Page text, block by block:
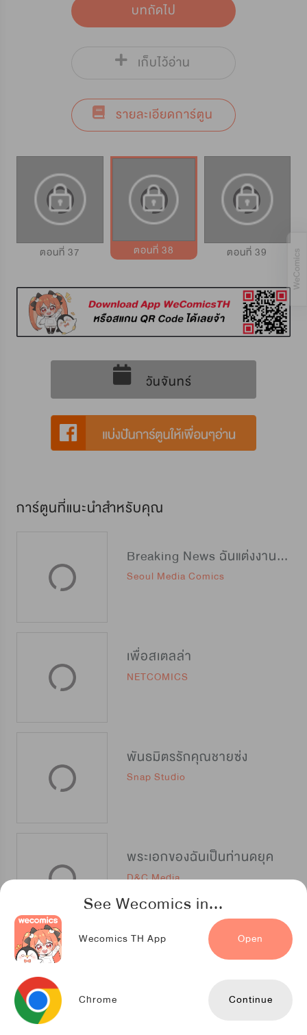
See Wecomics in...
Wecomics TH App Open
Chrome Continue
บทถัดไป
เก็บไว้อ่าน
รายละเอียดการ์ตูน
ตอนที่ 37 ตอนที่ 38 ตอนที่ 39
วันจันทร์
การ์ตูนที่แนะนำสำหรับคุณ
Breaking News ฉันแต่งงานกับท่านดยุก
Seoul Media Comics
เพื่อสเตลล่า
NETCOMICS
พันธมิตรรักคุณชายซ่ง
Snap Studio
พระเอกของฉันเป็นท่านดยุค
D&C Media
ปีศาจสาวขอมีรัก